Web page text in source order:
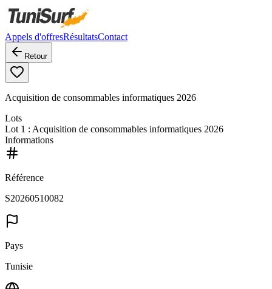
Appels d'offresRésultatsContact
Retour
Acquisition de consommables informatiques 2026
Lots
Lot 1 : Acquisition de consommables informatiques 2026
Informations
Référence
S20260510082
Pays
Tunisie